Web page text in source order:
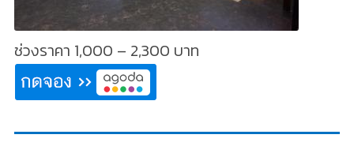
ช่วงราคา 1,000 – 2,300 บาท